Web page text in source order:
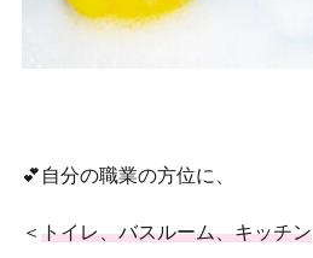
💕自分の職業の方位に、
＜ トイレ、バスルーム、キッチン